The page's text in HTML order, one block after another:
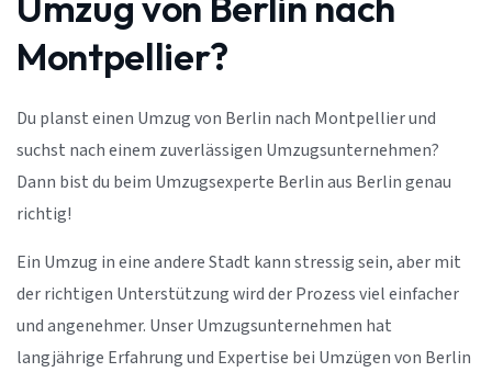
Montpellier?
Du planst einen Umzug von Berlin nach Montpellier und
suchst nach einem zuverlässigen Umzugsunternehmen?
Dann bist du beim Umzugsexperte Berlin aus Berlin genau
richtig!
Ein Umzug in eine andere Stadt kann stressig sein, aber mit
der richtigen Unterstützung wird der Prozess viel einfacher
und angenehmer. Unser Umzugsunternehmen hat
langjährige Erfahrung und Expertise bei Umzügen von Berlin